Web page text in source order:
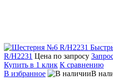
R/H2231 Цена по запросу
Купить в 1 клик К сравнению
В избранное
В